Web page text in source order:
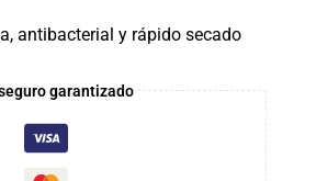
antibacterial y rápido secado
garantizado